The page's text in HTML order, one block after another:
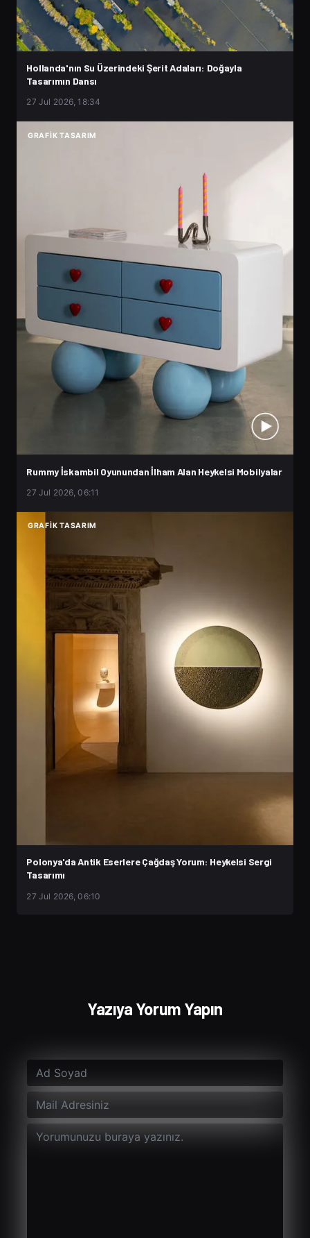
Hollanda'nın Su Üzerindeki Şerit Adaları: Doğayla
Tasarımın Dansı
27 Jul 2026, 18:34
GRAFIK TASARIM
Rummy İskambil Oyunundan İlham Alan Heykelsi Mobilyalar
27 Jul 2026, 06:11
GRAFIK TASARIM
Polonya'da Antik Eserlere Çağdaş Yorum: Heykelsi Sergi
Tasarımı
27 Jul 2026, 06:10
Yazıya Yorum Yapın